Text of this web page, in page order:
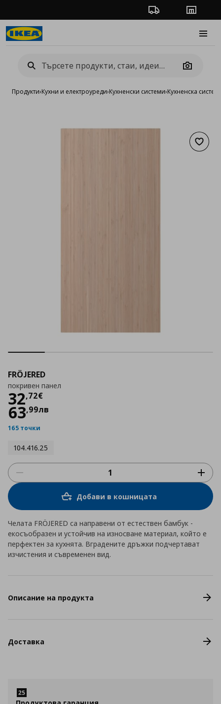
Проследяване на
Camera
Продукти›Кухни и електроуреди›Кухненски системи›Кухненска
FRÖJERED
покривен панел
32,72€
Цена
63,99лв
165 точки
104.416.25
Добави в кошницата
Челата FRÖJERED са направени от естествен бамбук -
екосъобразен и устойчив на износване материал, който е
перфектен за кухнята. Вградените дръжки подчертават
изчистения и съвременен вид.
Описание на продукта
Доставка